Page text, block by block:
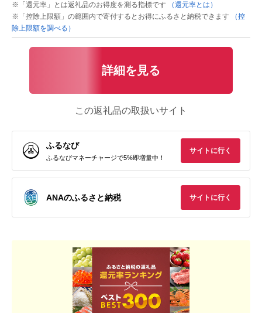
※「還元率」とは返礼品のお得度を測る指標です
（還元率とは）
※「控除上限額」の範囲内で寄付するとお得にふるさと納税できます
（控
除上限額を調べる）
詳細を見る
この返礼品の取扱いサイト
ふるなび
ふるなびマネーチャージで5%即増量中！
サイトに行く
ANAのふるさと納税 サイトに行く